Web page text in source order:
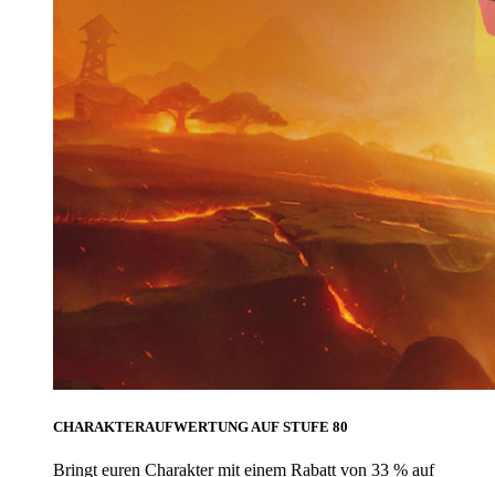
CHARAKTERAUFWERTUNG AUF STUFE 80
Bringt euren Charakter mit einem Rabatt von 33 % auf